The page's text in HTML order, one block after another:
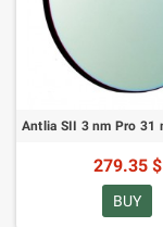
279.35 $
BUY